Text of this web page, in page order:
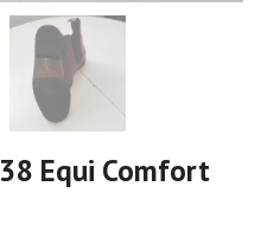
Equi Comfort